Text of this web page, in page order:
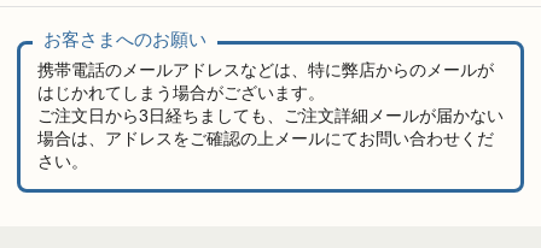
お客さまへのお願い
携帯電話のメールアドレスなどは、特に弊店からのメールが
はじかれてしまう場合がございます。
ご注文日から3日経ちましても、ご注文詳細メールが届かない
場合は、アドレスをご確認の上メールにてお問い合わせくだ
さい。